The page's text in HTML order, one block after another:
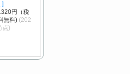
]
円（税
無料) (202
点)